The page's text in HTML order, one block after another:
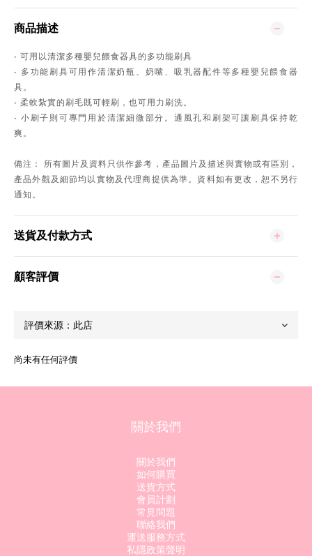
商品描述
• 可用以清潔多種嬰兒餵食器具的多功能刷具
• 多功能刷具可用作清潔奶瓶、奶嘴、吸乳器配件等多種嬰兒餵食器
具。
• 柔軟紮實的刷毛既可輕刷，也可用力刷洗。
• 小刷子則可專門用於清潔細微部分。通風孔和刷架可讓刷具保持乾
爽。
備注： 所有圖片及資料只供作參考，產品圖片及描述與實物或有區別，
產品外觀及細節均以實物及代理商提供為準。資料如有更改，恕不另行
通知。
送貨及付款方式
顧客評價
尚未有任何評價
關於我們
關於我們
如何購買
送貨方式
會員計劃
常見問題
聯絡我們
運送服務方式
私隱政策聲明